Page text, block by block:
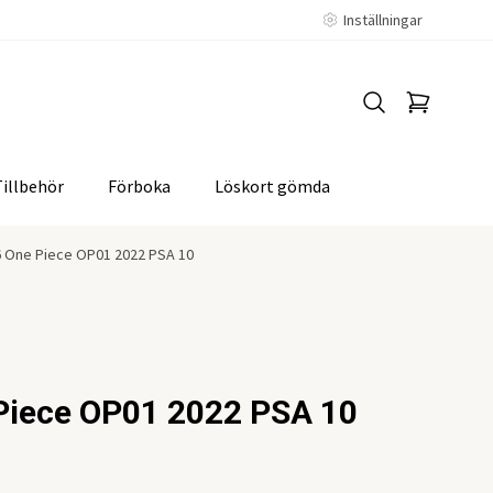
Inställningar
Förboka Löskort gömda
One Piece OP01 2022 PSA 10
OP01 2022 PSA 10